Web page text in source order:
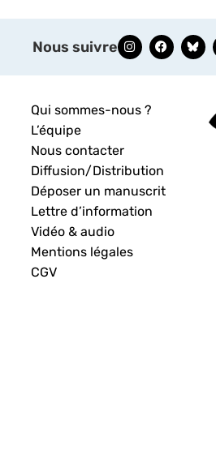
Nous suivre
Qui sommes-nous ?
L’équipe
Nous contacter
Diffusion/Distribution
Déposer un manuscrit
Lettre d’information
Vidéo & audio
Mentions légales
CGV